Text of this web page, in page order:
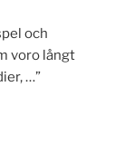
och
voro långt
…”